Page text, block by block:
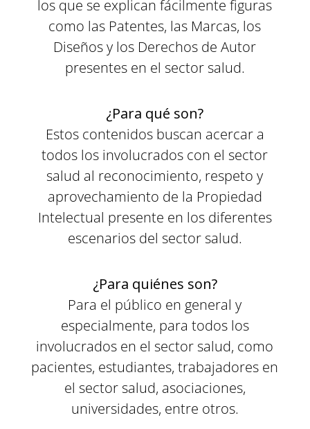
los que se explican fácilmente figuras
como las Patentes, las Marcas, los
Diseños y los Derechos de Autor
presentes en el sector salud.
¿Para qué son?
Estos contenidos buscan acercar a
todos los involucrados con el sector
salud al reconocimiento, respeto y
aprovechamiento de la Propiedad
Intelectual presente en los diferentes
escenarios del sector salud.
¿Para quiénes son?
Para el público en general y
especialmente, para todos los
involucrados en el sector salud, como
pacientes, estudiantes, trabajadores en
el sector salud, asociaciones,
universidades, entre otros.